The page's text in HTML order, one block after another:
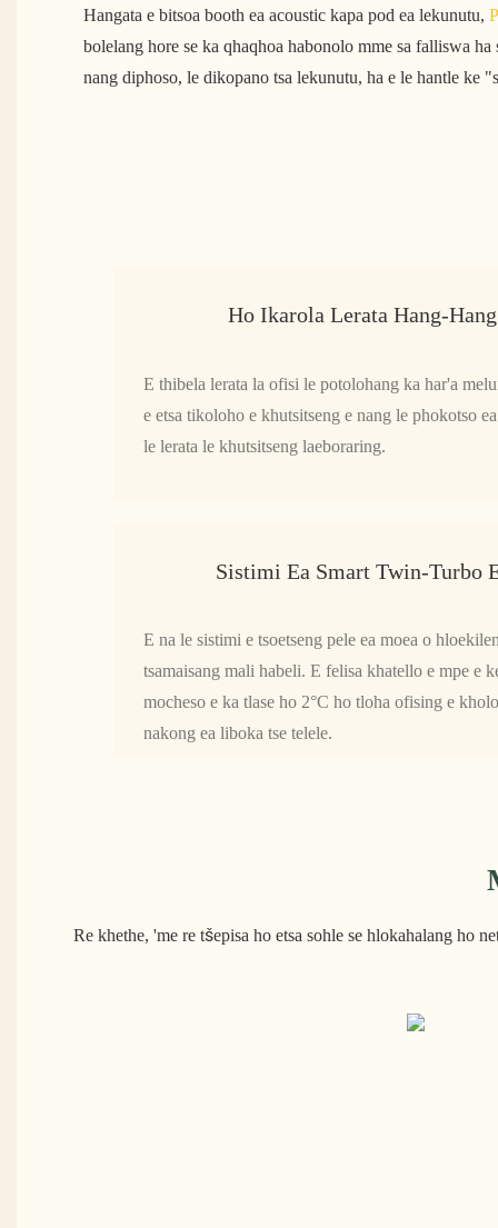
Hangata e bitsoa booth ea acoustic kapa pod ea lekunutu,
bolelang hore se ka qhaqhoa habonolo mme sa falliswa
nang diphoso, le dikopano tsa lekunutu, ha e le hantle ke
Ho Ikarola Lerata Hang-
E thibela lerata la ofisi le potolohang ka har'a
e etsa tikoloho e khutsitseng e nang le phokotso
le lerata le khutsitseng laeboraring.
Sistimi Ea Smart Twin-Turbo
E na le sistimi e tsoetseng pele ea moea o
tsamaisang mali habeli. E felisa khatello e mpe e
mocheso e ka tlase ho 2°C ho tloha ofising e
nakong ea liboka tse telele.
Re khethe, 'me re tšepisa ho etsa sohle se hlokahalang ho